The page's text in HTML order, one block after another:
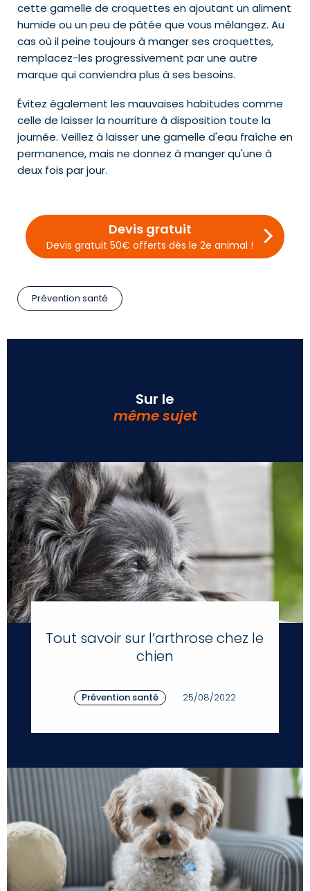
cette gamelle de croquettes en ajoutant un aliment
humide ou un peu de pâtée que vous mélangez. Au
cas où il peine toujours à manger ses croquettes,
remplacez-les progressivement par une autre
marque qui conviendra plus à ses besoins.
Évitez également les mauvaises habitudes comme
celle de laisser la nourriture à disposition toute la
journée. Veillez à laisser une gamelle d'eau fraîche en
permanence, mais ne donnez à manger qu'une à
deux fois par jour.
Devis gratuit
Devis gratuit 50€ offerts dès le 2e animal !
Prévention santé
Sur le
même sujet
Tout savoir sur l’arthrose chez le
chien
Prévention santé 25/08/2022